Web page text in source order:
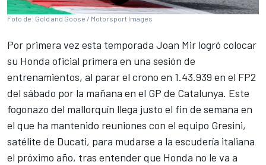
Foto de: Gold and Goose / Motorsport Images
Por primera vez esta temporada Joan Mir logró colocar
su Honda oficial primera en una sesión de
entrenamientos, al parar el crono en 1.43.939 en el FP2
del sábado por la mañana en el GP de Catalunya. Este
fogonazo del mallorquín llega justo el fin de semana en
el que ha mantenido reuniones con el equipo Gresini,
satélite de Ducati, para mudarse a la escudería italiana
el próximo año, tras entender que Honda no le va a